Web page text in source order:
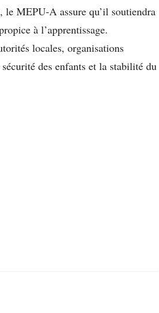
, le MEPU-A assure qu’il soutiendra
à l’apprentissage.
locales, organisations
des enfants et la stabilité du